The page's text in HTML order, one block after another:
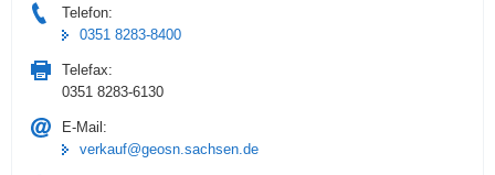
Telefon:
0351 8283-8400
Telefax:
0351 8283-6130
E-Mail:
verkauf@geosn.sachsen.de